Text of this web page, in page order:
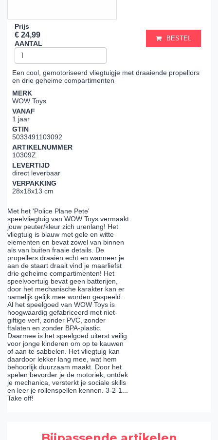
Prijs
€ 24,99
AANTAL
BESTEL
Een cool, gemotoriseerd vliegtuigje met draaiende propellors
en drie geheime compartimenten
MERK
WOW Toys
VANAF
1 jaar
GTIN
5033491103092
ARTIKELNUMMER
10309Z
LEVERTIJD
direct leverbaar
VERPAKKING
28x18x13 cm
Met het 'Police Plane Pete'
speelvliegtuig van WOW Toys vermaakt
jouw peuter/kleur zich urenlang! Het
vliegtuig is blauw met gele en witte
elementen en bevat zowel van binnen
als van buiten fraaie details. De
propellers draaien echt en wanneer je
aan de staart draait vind je maarliefst
drie geheime compartimenten! Het
speelvoertuig bevat geen batterijen,
door het mechanische karakter kan er
namelijk gelijk mee worden gespeeld.
Al het speelgoed van WOW Toys is
hoogwaardig gefabriceerd met niet-
giftige verf, zonder PVC, zonder
ftalaten en zonder BPA-plastic.
Daarmee is het speelgoed uiterst veilig
voor jonge kinderen om op te kauwen
of aan te sabbelen. Het vliegtuig kan
daardoor lekker lang mee, wat hem
behoorlijk duurzaam maakt. Door het
spelen bevorder je de motoriek, ontdek
je mechanica, versterkt je sociale skills
en leer je rollenspellen kennen. 3-2-1...
Take off!